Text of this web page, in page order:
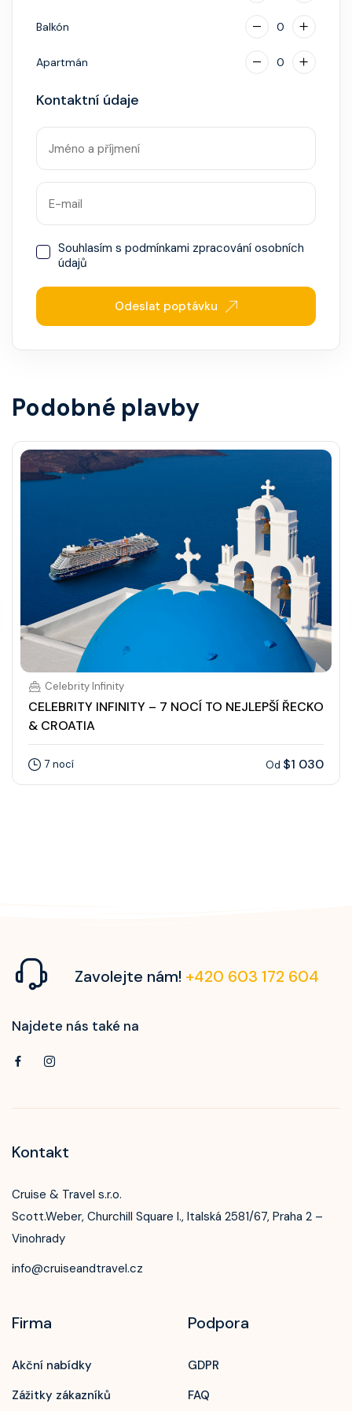
Balkón 0
Apartmán 0
Kontaktní údaje
Souhlasím s podmínkami zpracování osobních
údajů
Odeslat poptávku
Podobné plavby
Celebrity Infinity
CELEBRITY INFINITY – 7 NOCÍ TO NEJLEPŠÍ ŘECKO
& CROATIA
7 nocí Od $1 030
Zavolejte nám! +420 603 172 604
Najdete nás také na
Kontakt
Cruise & Travel s.r.o.
Scott.Weber, Churchill Square I., Italská 2581/67, Praha 2 –
Vinohrady
info@cruiseandtravel.cz
Firma
Akční nabídky
Zážitky zákazníků
Podpora
GDPR
FAQ